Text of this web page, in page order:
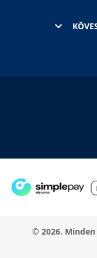
© 2026.